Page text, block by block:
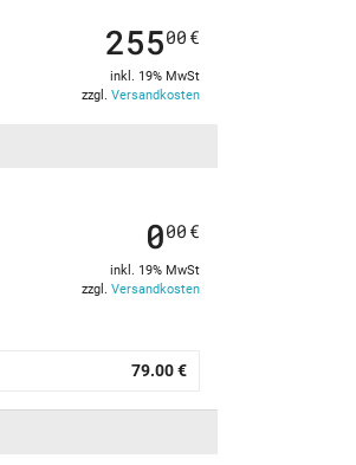
25500 €
inkl. 19% MwSt
zzgl. Versandkosten
000 €
inkl. 19% MwSt
zzgl. Versandkosten
79.00 €